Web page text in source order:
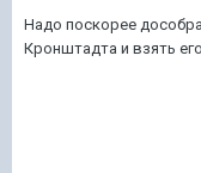
Надо поскорее
Кронштадта и взять